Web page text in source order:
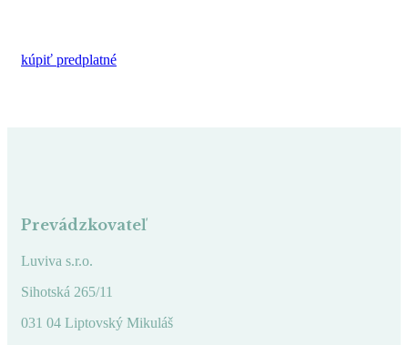
kúpiť predplatné
Prevádzkovateľ
Luviva s.r.o.
Sihotská 265/11
031 04 Liptovský Mikuláš